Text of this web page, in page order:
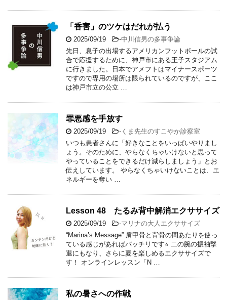
「香害」のツケはだれが払う
2025/09/19 -中川信男の多事争論
先日、息子の出場するアメリカンフットボールの試
合で応援するために、神戸市にある王子スタジアム
に行きました。日本でアメフトはマイナースポーツ
ですので専用の場所は限られているのですが、ここ
は神戸市立の公立 …
罪悪感を手放す
2025/09/19 - くま先生のすこやか診察室
いつも患者さんに「好きなことをいっぱいやりまし
ょう。そのために、やらなくちゃいけないと思って
やっていることをできるだけ減らしましょう」とお
伝えしています。 やらなくちゃいけないことは、エ
ネルギーを奪い …
Lesson 48 たるみ背中解消エクササイズ
2025/09/19 -マリナの大人エクササイズ
“Marina’s Message” 肩甲骨と背骨の間あたりを使っ
ている感じがあればバッチリです⭐︎ 二の腕の振袖撃
退にもなり、さらに夏を楽しめるエクササイズで
す！ オンラインレッスン「N …
私の暑さへの作戦